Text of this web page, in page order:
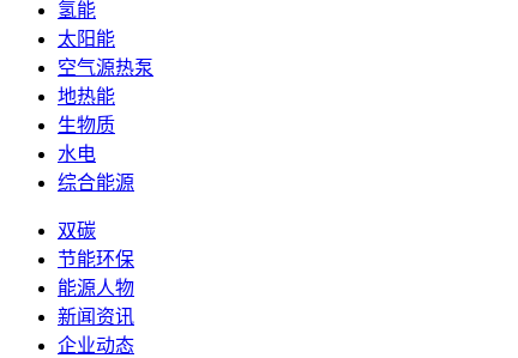
氢能
太阳能
空气源热泵
地热能
生物质
水电
综合能源
双碳
节能环保
能源人物
新闻资讯
企业动态